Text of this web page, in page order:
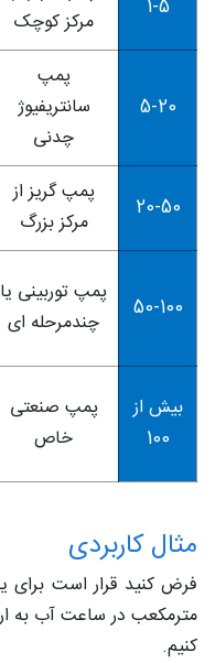
1-5
مرکز کوچک
5-20
پمپ
سانتریفیوژ
چدنی
20-50
پمپ گریز از
مرکز بزرگ
50-100
پمپ توربینی یا
چندمرحله‌ ای
بیش از
100
پمپ صنعتی
خاص
مثال کاربردی
کنیم.